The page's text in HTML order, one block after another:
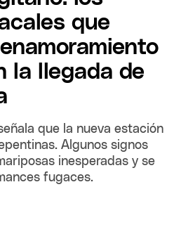
que
la llegada de
que la nueva estación
Algunos signos
inesperadas y se
fugaces.